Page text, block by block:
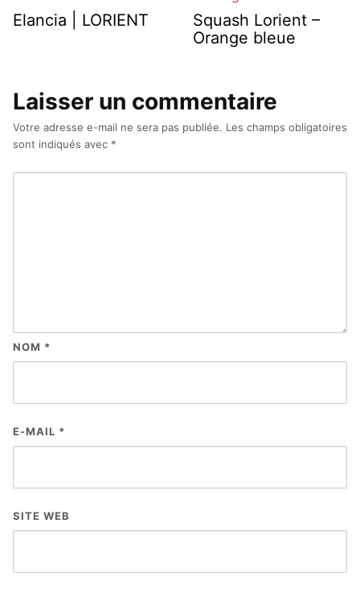
Elancia | LORIENT
Squash Lorient –
Orange bleue
Laisser un commentaire
Votre adresse e-mail ne sera pas publiée. Les champs obligatoires
sont indiqués avec *
NOM *
E-MAIL *
SITE WEB